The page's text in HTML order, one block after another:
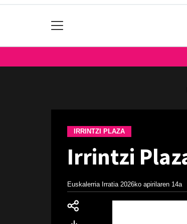
IRRINTZI PLAZA
Irrintzi
Euskalerria Irratia 2026ko apirilaren 14a